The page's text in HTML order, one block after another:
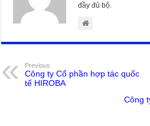
đầy đủ bộ.
Previous
Công ty Cổ phần hợp tác quốc
tế HIROBA
Công